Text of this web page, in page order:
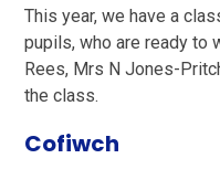
This year, we have a
pupils, who are ready to
Rees, Mrs N Jones-
the class.
Cofiwch